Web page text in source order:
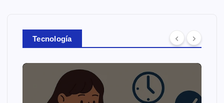
Tecnología